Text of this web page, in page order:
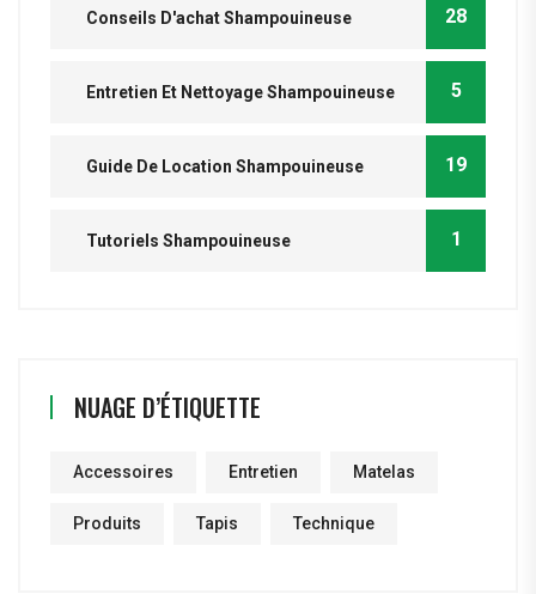
Conseils D'achat Shampouineuse 28
Entretien Et Nettoyage Shampouineuse 5
Guide De Location Shampouineuse 19
Tutoriels Shampouineuse 1
NUAGE D’ÉTIQUETTE
Accessoires Entretien Matelas
Produits Tapis Technique